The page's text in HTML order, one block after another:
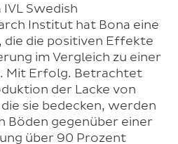
Swedish
Institut hat Bona eine
die positiven Effekte
im Vergleich zu einer
Mit Erfolg. Betrachtet
der Lacke von
sie bedecken, werden
Böden gegenüber einer
über 90 Prozent